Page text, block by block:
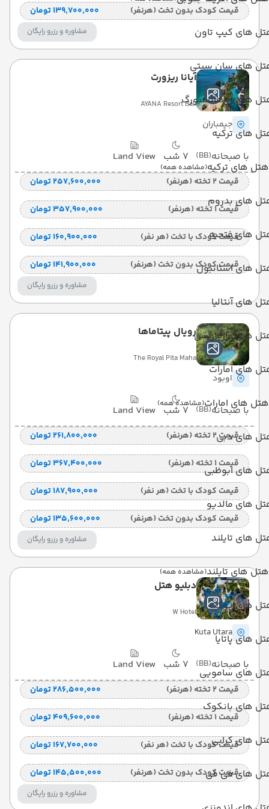
های کیپ تاون
های سان سیتی
های ژوهانسبورگ
های ترکیه
هتل های ترکیه(مشاهده همه)
های بدروم
های فتحیه
های استانبول
های آنتالیا
های مارماریس
های امارات
هتل های امارات(مشاهده همه)
های دبی
های ابوظبی
های مالدیو
های تایلند
هتل های تایلند(مشاهده همه)
های پوکت
های پاتایا
های سامویی
های بانکوک
های کرابی
های فی فی
قیمت کودک بدون تخت (هرنفر) ۱۳۹٬۷۰۰٬۰۰۰ تومان
مشاوره و رزرو رایگان
آیانا ریزورت
AYANA Resort Bali
جیمباران
با صبحانه(BB) 7 شب Land View
قیمت 2 تخته (هرنفر) ۲۵۷٬۶۰۰٬۰۰۰ تومان
قیمت 1 تخته (هرنفر) ۳۵۷٬۹۰۰٬۰۰۰ تومان
قیمت کودک با تخت (هر نفر) ۱۶۰٬۹۰۰٬۰۰۰ تومان
قیمت کودک بدون تخت (هرنفر) ۱۴۱٬۹۰۰٬۰۰۰ تومان
مشاوره و رزرو رایگان
رویال پیتاماها
The Royal Pita Maha
اوبود
با صبحانه(BB) 7 شب Land View
قیمت 2 تخته (هرنفر) ۲۶۱٬۸۰۰٬۰۰۰ تومان
قیمت 1 تخته (هرنفر) ۳۶۷٬۴۰۰٬۰۰۰ تومان
قیمت کودک با تخت (هر نفر) ۱۸۷٬۹۰۰٬۰۰۰ تومان
قیمت کودک بدون تخت (هرنفر) ۱۳۵٬۶۰۰٬۰۰۰ تومان
مشاوره و رزرو رایگان
دبلیو هتل
W Hotel
Kuta Utara
با صبحانه(BB) 7 شب Land View
قیمت 2 تخته (هرنفر) ۲۸۶٬۵۰۰٬۰۰۰ تومان
قیمت 1 تخته (هرنفر) ۴۰۹٬۶۰۰٬۰۰۰ تومان
قیمت کودک با تخت (هر نفر) ۱۶۷٬۷۰۰٬۰۰۰ تومان
قیمت کودک بدون تخت (هرنفر) ۱۴۵٬۵۰۰٬۰۰۰ تومان
مشاوره و رزرو رایگان